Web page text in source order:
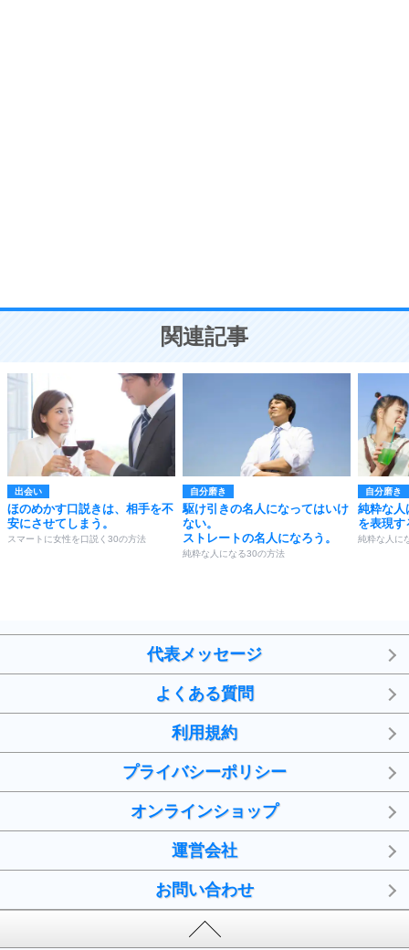
ことが大切。
関連記事
出会い
ほのめかす口説きは、相手を不
安にさせてしまう。
スマートに女性を口説く30の方法
自分磨き
駆け引きの名人になってはいけ
ない。
ストレートの名人になろう。
純粋な人になる30の方法
自分磨き
純粋な人
を表現す
純粋な人に
代表メッセージ
よくある質問
利用規約
プライバシーポリシー
オンラインショップ
運営会社
お問い合わせ